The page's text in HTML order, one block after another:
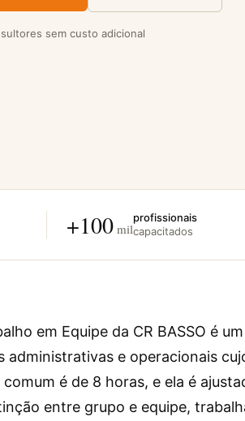
sem custo adicional
+100 mil
profissionais
capacitados
em Equipe da CR BASSO é
administrativas e operacionais
é de 8 horas, e ela é
entre grupo e equipe,